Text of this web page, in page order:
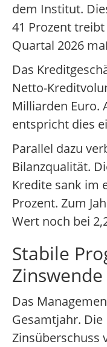
dem Institut.
41 Prozent
Quartal 2026
Das
Netto-
Milliarden Euro.
entspricht dies
Parallel dazu
Bilanzqualität.
Kredite sank im
Prozent. Zum
Wert noch bei
Stabile
Zinswende
Das
Gesamtjahr.
Zinsüberschuss